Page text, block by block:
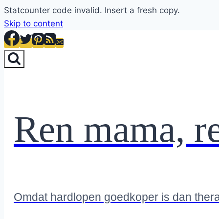
Statcounter code invalid. Insert a fresh copy.
Skip to content
Ren mama,
Omdat hardlopen goedkoper is dan